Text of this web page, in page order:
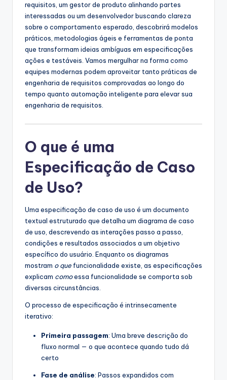
U
p
d
requisitos, um gestor de produto alinhando partes
interessadas ou um desenvolvedor buscando clareza
sobre o comportamento esperado, descobrirá modelos
práticos, metodologias ágeis e ferramentas de ponta
que transformam ideias ambíguas em especificações
ações e testáveis. Vamos mergulhar na forma como
equipes modernas podem aproveitar tanto práticas de
engenharia de requisitos comprovadas ao longo do
tempo quanto automação inteligente para elevar sua
engenharia de requisitos.
O que é uma
Especificação de Caso
de Uso?
Uma especificação de caso de uso é um documento
textual estruturado que detalha um diagrama de caso
de uso, descrevendo as interações passo a passo,
condições e resultados associados a um objetivo
específico do usuário. Enquanto os diagramas
mostram o que funcionalidade existe, as especificações
explicam comoessa funcionalidade se comporta sob
diversas circunstâncias.
O processo de especificação é intrinsecamente
iterativo:
Primeira passagem: Uma breve descrição do
fluxo normal — o que acontece quando tudo dá
certo
Fase de análise: Passos expandidos com